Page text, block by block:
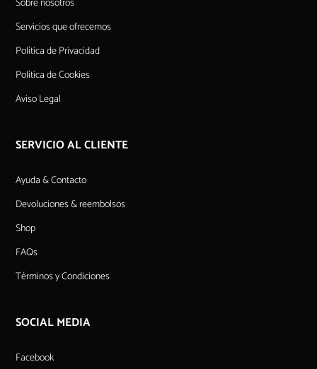
Servicios que ofrecemos
Política de Privacidad
Política de Cookies
Aviso Legal
SERVICIO AL CLIENTE
Ayuda & Contacto
Devoluciones & reembolsos
Shop
FAQs
Términos y Condiciones
SOCIAL MEDIA
Facebook